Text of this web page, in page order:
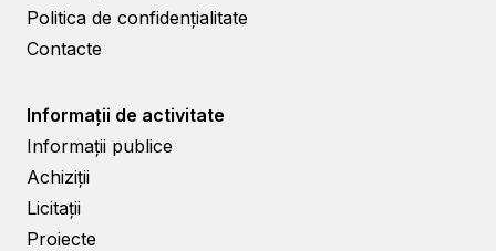
Politica de confidențialitate
Contacte
Informații de activitate
Informații publice
Achiziții
Licitații
Proiecte